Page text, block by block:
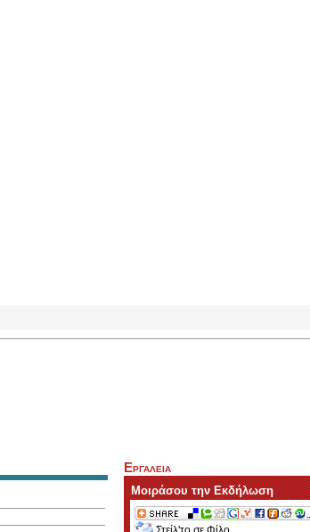
Εργαλεια
Μοιράσου την Εκδήλωση